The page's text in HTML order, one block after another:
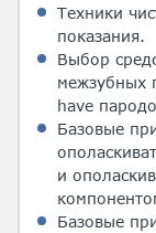
Техники
показания.
Выбор
межзубных
have
Базовые
и
Базовые